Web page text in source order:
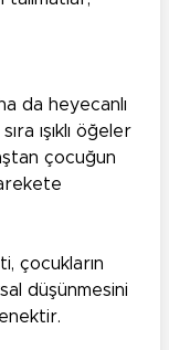
da heyecanlı
ışıklı öğeler
çocuğun
çocukların
düşünmesini